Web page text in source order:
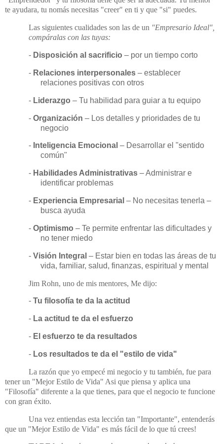
te ayudara, tu nomás necesitas "creer" en ti y que "si" puedes.
Las siguientes cualidades son las de un "Empresario Ideal",
compáralas con las tuyas:
- Disposición al sacrificio – por un tiempo corto
- Relaciones interpersonales – establecer
relaciones positivas con otros
- Liderazgo – Tu habilidad para guiar a tu equipo
- Organización – Los detalles y prioridades de tu
negocio
- Inteligencia Emocional – Desarrollar el "sentido
común"
- Habilidades Administrativas – Administrar e
identificar problemas
- Experiencia Empresarial – No necesitas tenerla –
busca ayuda
- Optimismo – Te permite enfrentar las dificultades y
no tener miedo
- Visión Integral – Estar bien en todas las áreas de tu
vida, familiar, salud, finanzas, espiritual y mental
Jim Rohn, uno de mis mentores, Me dijo:
- Tu filosofía te da la actitud
- La actitud te da el esfuerzo
- El esfuerzo te da resultados
- Los resultados te da el "estilo de vida"
La razón que yo empecé mi negocio y tu también, fue para
tener un "Mejor Estilo de Vida" Asi que piensa y aplica una
"Filosofía" diferente a la que tienes, para que el negocio te funcione
con gran éxito.
Una vez entiendas esta lección tan "Importante", entenderás
que un "Mejor Estilo de Vida" es más fácil de lo que tú crees!